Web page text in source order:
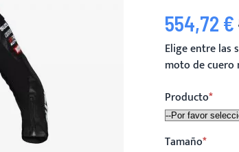
Precio especial
554,72 €
Elige entre las
moto de cuero
Producto
Tamaño